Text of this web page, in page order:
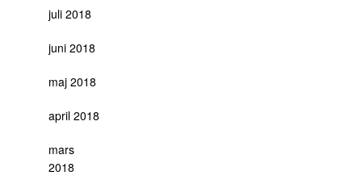
juli 2018
juni 2018
maj 2018
april 2018
mars
2018